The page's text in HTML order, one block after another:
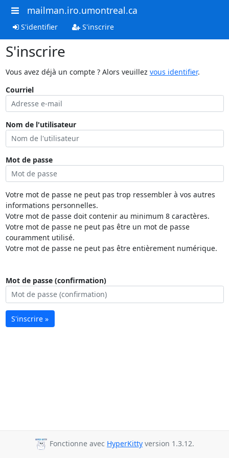
mailman.iro.umontreal.ca
S'identifier S'inscrire
S'inscrire
Vous avez déjà un compte ? Alors veuillez vous identifier.
Courriel
Nom de l'utilisateur
Mot de passe
Votre mot de passe ne peut pas trop ressembler à vos autres
informations personnelles.
Votre mot de passe doit contenir au minimum 8 caractères.
Votre mot de passe ne peut pas être un mot de passe
couramment utilisé.
Votre mot de passe ne peut pas être entièrement numérique.
Mot de passe (confirmation)
S'inscrire »
Fonctionne avec HyperKitty version 1.3.12.